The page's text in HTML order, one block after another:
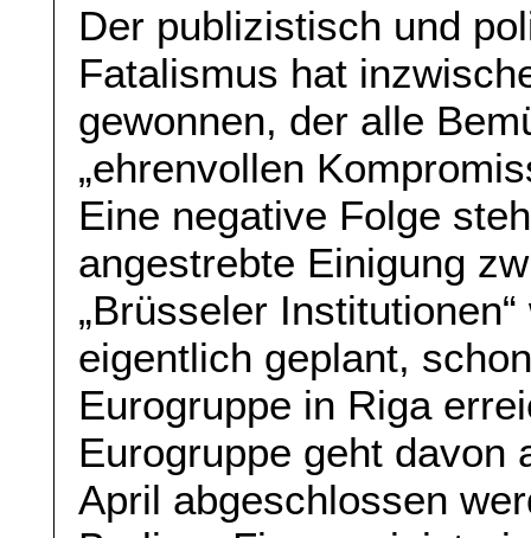
Der publizistisch und
Fatalismus hat
gewonnen, der alle
„ehrenvollen
Eine negative Folge
angestrebte Einigung
„Brüsseler
eigentlich geplant,
Eurogruppe in Riga
Eurogruppe geht davon
April abgeschlossen